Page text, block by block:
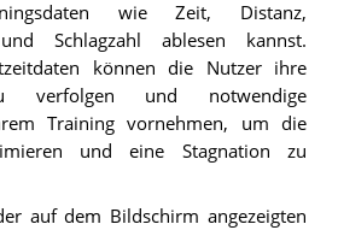
wie Zeit, Distanz,
Schlagzahl ablesen kannst.
können die Nutzer ihre
verfolgen und notwendige
Training vornehmen, um die
und eine Stagnation zu
auf dem Bildschirm angezeigten